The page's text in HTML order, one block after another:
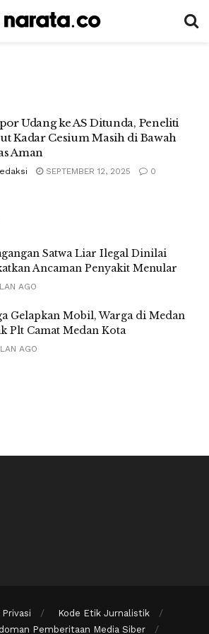
Udang ke AS Ditunda, Peneliti
Kadar Cesium Masih di Bawah
Aman
SEPTEMBER 12, 2025 0
Satwa Liar Ilegal Dinilai
Ancaman Penyakit Menular
AGO
Gelapkan Mobil, Warga di Medan
Plt Camat Medan Kota
AGO
Privasi
Kode Etik Jurnalistik
Pemberitaan Media Siber